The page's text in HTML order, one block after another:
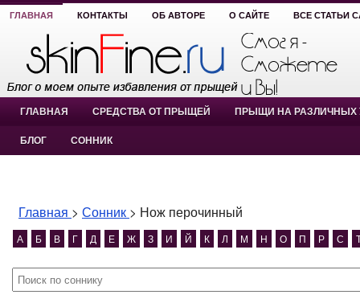
ГЛАВНАЯ КОНТАКТЫ ОБ АВТОРЕ О САЙТЕ ВСЕ СТАТЬИ
ГЛАВНАЯ СРЕДСТВА ОТ ПРЫЩЕЙ ПРЫЩИ НА РАЗЛИЧНЫХ
БЛОГ СОННИК
Главная > Сонник > Нож перочинный
А Б В Г Д Е Ж З И Й К Л М Н О П Р С